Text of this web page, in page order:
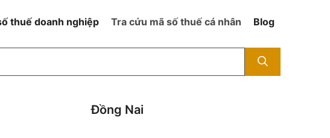
thuế doanh nghiệp Tra cứu mã số thuế cá nhân Blog
Đồng Nai